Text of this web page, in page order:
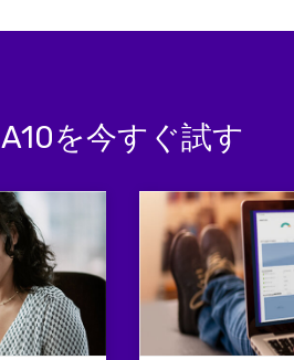
A10を今すぐ試す